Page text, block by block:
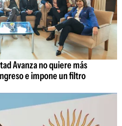
Avanza no quiere más
e impone un filtro